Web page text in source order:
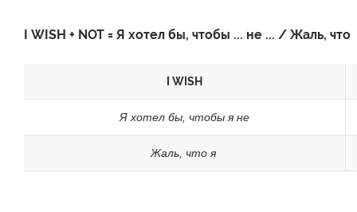
I WISH + NOT = Я хотел бы, чтобы ... не ... / Жаль,
I WISH
Я хотел бы, чтобы я не
Жаль, что я